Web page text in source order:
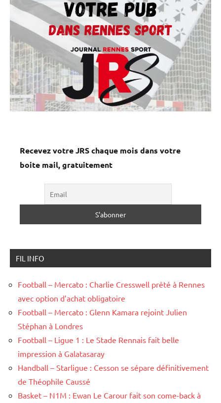
Recevez votre JRS chaque mois dans votre
boite mail, gratuitement
FIL INFO
Football – Mercato : Charlie Cresswell prêté à Rennes
avec option d’achat obligatoire
Football – Mercato : Glenn Kamara rejoint Julien
Stéphan à Londres
Football – Ligue 1 : Le Stade Rennais fait belle
impression à Galatasaray
Handball – Starligue : Cesson se sépare définitivement
de Théophile Caussé
Basket – N1M : Ewan Le Carour fait son come-back à